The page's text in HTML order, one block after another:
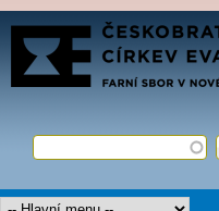
Přejít k
FARNÍ
SBOR
Vyhledávání
Hledat